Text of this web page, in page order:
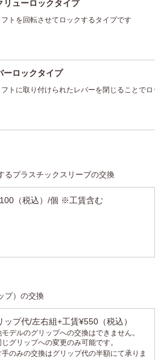
リューロックタイプ
フトを回転させてロックするタイプです
ーロックタイプ
フトに取り付けられたレバーを閉じることでロッ
るプラスチックスリーブの交換
（税込）/個 ※工賃含む
プ）の交換
ップ代/左右組+工賃¥550（税込）
デルのグリップへの交換はできません。
じグリップへの変更のみ可能です。
のみの交換はグリップ代の半額にて承りま